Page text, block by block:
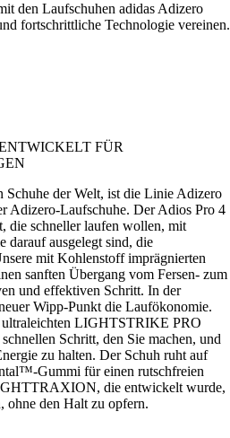
den Laufschuhen adidas Adizero
fortschrittliche Technologie vereinen.
FÜR
Schuhe der Welt, ist die Linie Adizero
Adizero-Laufschuhe. Der Adios Pro 4
die schneller laufen wollen, mit
darauf ausgelegt sind, die
mit Kohlenstoff imprägnierten
sanften Übergang vom Fersen- zum
und effektiven Schritt. In der
Wipp-Punkt die Laufökonomie.
ultraleichten LIGHTSTRIKE PRO
Schritt, den Sie machen, und
zu halten. Der Schuh ruht auf
Gummi für einen rutschfreien
die entwickelt wurde,
ohne den Halt zu opfern.